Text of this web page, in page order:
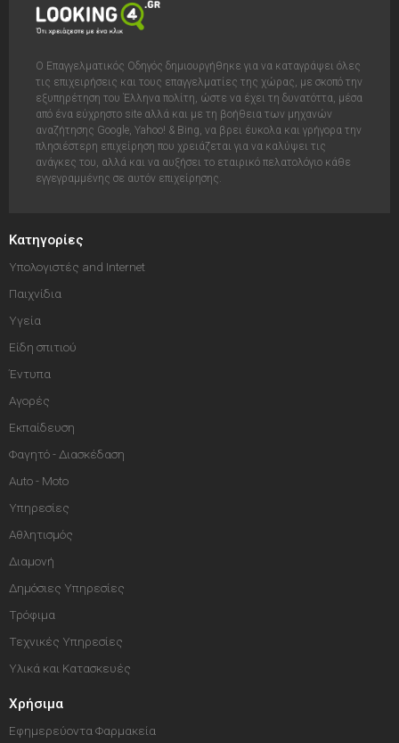
Ο Επαγγελματικός Οδηγός δημιουργήθηκε για να καταγράψει όλες
τις επιχειρήσεις και τους επαγγελματίες της χώρας, με σκοπό την
εξυπηρέτηση του Έλληνα πολίτη, ώστε να έχει τη δυνατόττα, μέσα
από ένα εύχρηστο site αλλά και με τη βοήθεια των μηχανών
αναζήτησης Google, Yahoo! & Bing, να βρει έυκολα και γρήγορα την
πλησιέστερη επιχείρηση που χρειάζεται για να καλύψει τις
ανάγκες του, αλλά και να αυξήσει το εταιρικό πελατολόγιο κάθε
εγγεγραμμένης σε αυτόν επιχείρησης.
Κατηγορίες
Υπολογιστές and Internet
Παιχνίδια
Υγεία
Είδη σπιτιού
Έντυπα
Αγορές
Εκπαίδευση
Φαγητό - Διασκέδαση
Auto - Moto
Υπηρεσίες
Αθλητισμός
Διαμονή
Δημόσιες Υπηρεσίες
Τρόφιμα
Τεχνικές Υπηρεσίες
Υλικά και Κατασκευές
Χρήσιμα
Εφημερεύοντα Φαρμακεία